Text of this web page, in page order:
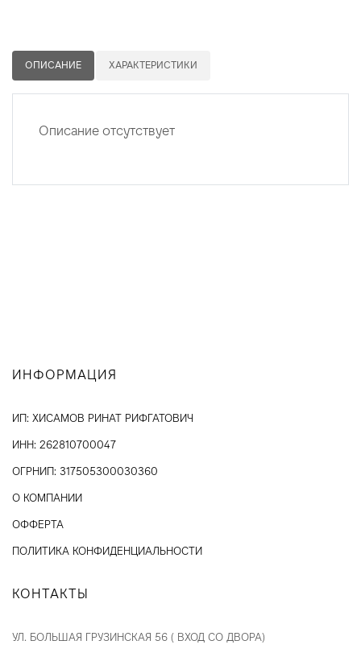
ОПИСАНИЕ ХАРАКТЕРИСТИКИ
Описание отсутствует
ИНФОРМАЦИЯ
ИП: ХИСАМОВ РИНАТ РИФГАТОВИЧ
ИНН: 262810700047
ОГРНИП: 317505300030360
О КОМПАНИИ
ОФФЕРТА
ПОЛИТИКА КОНФИДЕНЦИАЛЬНОСТИ
КОНТАКТЫ
УЛ. БОЛЬШАЯ ГРУЗИНСКАЯ 56 ( ВХОД СО ДВОРА)